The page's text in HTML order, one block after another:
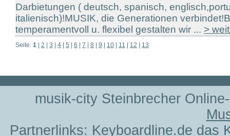
Darbietungen ( deutsch, spanisch,
italienisch)!MUSIK, die Generationen
temperamentvoll u. flexibel gestalten wir ... >
Seite: 1 2 3 4 5 6 7 8 9 10 11 12 13
musik-city Steinbrecher
Partnerlinks: Keyboardline.de das